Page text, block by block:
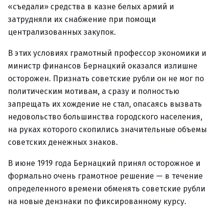
«съедали» средства в казне белых армий и
затрудняли их снабжение при помощи
централизованных закупок.
В этих условиях грамотный профессор экономики и
министр финансов Бернацкий оказался излишне
осторожен. Признать советские рубли он не мог по
политическим мотивам, а сразу и полностью
запрещать их хождение не стал, опасаясь вызвать
недовольство большинства городского населения,
на руках которого скопились значительные объемы
советских денежных знаков.
В июне 1919 года Бернацкий принял осторожное и
формально очень грамотное решение — в течение
определенного времени обменять советские рубли
на новые дензнаки по фиксированному курсу.